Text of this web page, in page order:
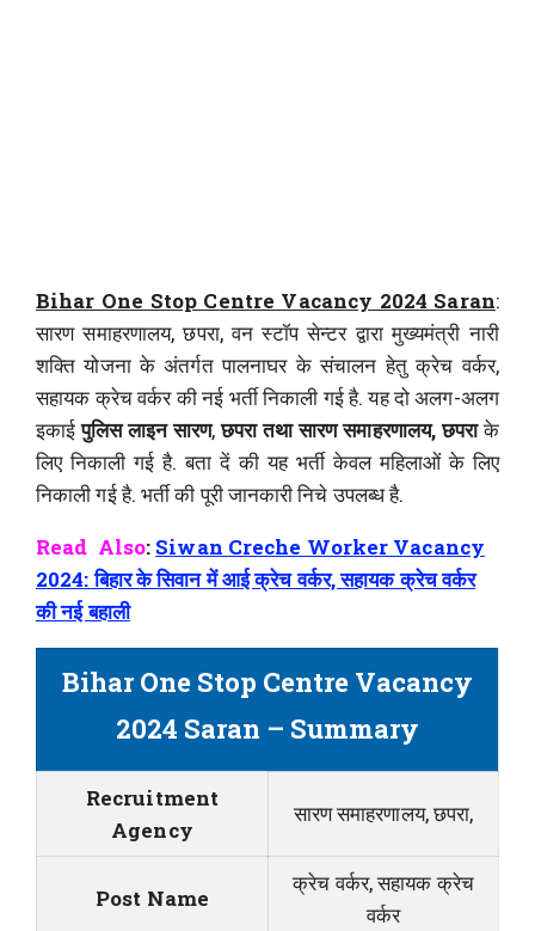
Bihar One Stop Centre Vacancy 2024 Saran:
सारण समाहरणालय, छपरा, वन स्टॉप सेन्टर द्वारा मुख्यमंत्री नारी
शक्ति योजना के अंतर्गत पालनाघर के संचालन हेतु क्रेच वर्कर,
सहायक क्रेच वर्कर की नई भर्ती निकाली गई है. यह दो अलग-अलग
इकाईपुलिस लाइन सारण,छपरा तथा सारण समाहरणालय, छपराके
लिए निकाली गई है. बता दें की यह भर्ती केवल महिलाओं के लिए
निकाली गई है. भर्ती की पूरी जानकारी निचे उपलब्ध है.
Read Also: Siwan Creche Worker Vacancy
2024: बिहार के सिवान में आई क्रेच वर्कर, सहायक क्रेच वर्कर
की नई बहाली
Bihar One Stop Centre Vacancy
2024 Saran – Summary
Recruitment
Agency
सारण समाहरणालय, छपरा,
Post Name
क्रेच वर्कर, सहायक क्रेच
वर्कर